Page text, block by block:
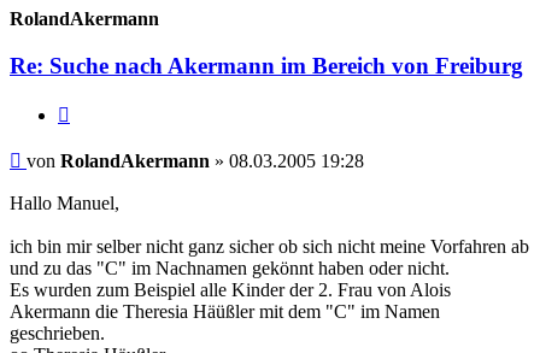
RolandAkermann
Re: Suche nach Akermann im Bereich von Freiburg
Beitrag
von RolandAkermann » 08.03.2005 19:28
Hallo Manuel,
ich bin mir selber nicht ganz sicher ob sich nicht meine Vorfahren ab
und zu das "C" im Nachnamen gekönnt haben oder nicht.
Es wurden zum Beispiel alle Kinder der 2. Frau von Alois
Akermann die Theresia Häüßler mit dem "C" im Namen
geschrieben.